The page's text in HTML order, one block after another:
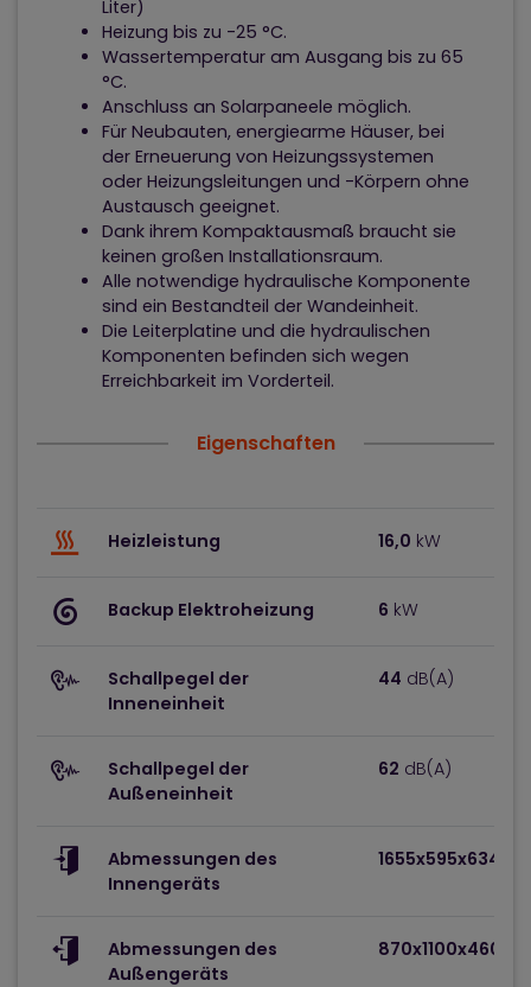
Liter)
Heizung bis zu -25 °C.
Wassertemperatur am Ausgang bis zu 65
°C.
Anschluss an Solarpaneele möglich.
Für Neubauten, energiearme Häuser, bei
der Erneuerung von Heizungssystemen
oder Heizungsleitungen und -Körpern ohne
Austausch geeignet.
Dank ihrem Kompaktausmaß braucht sie
keinen großen Installationsraum.
Alle notwendige hydraulische Komponente
sind ein Bestandteil der Wandeinheit.
Die Leiterplatine und die hydraulischen
Komponenten befinden sich wegen
Erreichbarkeit im Vorderteil.
Eigenschaften
Heizleistung 16,0 kW
Backup Elektroheizung 6 kW
Schallpegel der
Inneneinheit
44 dB(A)
Schallpegel der
Außeneinheit
62 dB(A)
Abmessungen des
Innengeräts
1655x595x634
Abmessungen des
Außengeräts
870x1100x460